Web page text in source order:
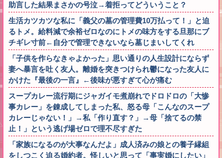
助言した結果まさかの号泣→着拒ってどういうこと？
生活カツカツな私に「義父の墓の管理費10万払って！」と迫
るトメ。給料減で余裕ゼロなのにトメの味方をする旦那にブ
チギレ寸前←自分で管理できないなら墓じまいしてくれ
「子供を作らなきゃよかった」思い通りの人生設計にならず
妻へ暴言を吐く友人。離婚を突きつけられ鬱になった友人に
かけた『最後の一言』←後味が悪すぎて心が痛む
スープカレー流行期にジャガイモ煮崩れでドロドロの「大惨
事カレー」を錬成してしまった私、怒る母「こんなのスープ
カレーじゃない！」→私「作り直す？」→母「捨てるの禁
止！」という逃げ場ゼロで理不尽すぎた
「家族になるのが大事なんだよ」成人済みの娘との養子縁組
をしつこく迫る婚約者。怪しいと思って「事実婚にしたい」